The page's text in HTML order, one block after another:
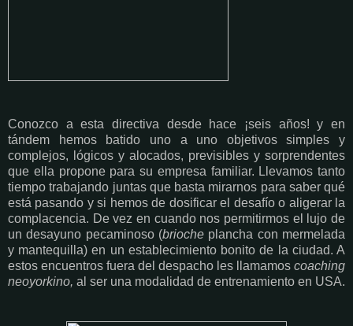
Conozco a esta directiva desde hace ¡seis años! y en
tándem hemos batido uno a uno objetivos simples y
complejos, lógicos y alocados, previsibles y sorprendentes
que ella propone para su empresa familiar. Llevamos tanto
tiempo trabajando juntas que basta mirarnos para saber qué
está pasando y si hemos de dosificar el desafío o aligerar la
complacencia. De vez en cuando nos permitirmos el lujo de
un desayuno pecaminoso (brioche plancha con mermelada
y mantequilla) en un establecimiento bonito de la ciudad. A
estos encuentros fuera del despacho les llamamos coaching
neoyorkino, al ser una modalidad de entrenamiento en USA.